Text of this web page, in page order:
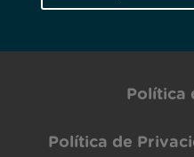
Política
Política de